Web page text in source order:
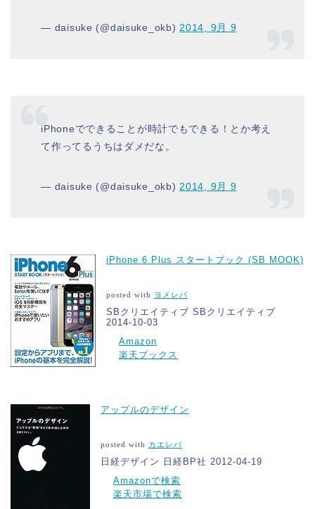
— daisuke (@daisuke_okb) 2014, 9月 9
iPhoneでできることが時計でもできる！とか考え
て作ってるうちはダメだな。
— daisuke (@daisuke_okb) 2014, 9月 9
iPhone 6 Plus スタートブック (SB MOOK)
posted with ヨメレバ
SBクリエイティブ SBクリエイティブ
2014-10-03
Amazon
楽天ブックス
アップルのデザイン
posted with カエレバ
日経デザイン 日経BP社 2012-04-19
Amazonで検索
楽天市場で検索